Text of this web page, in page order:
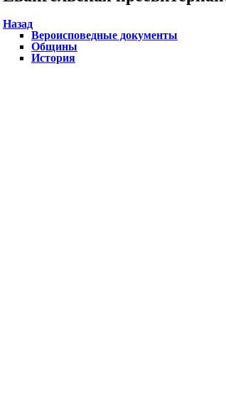
Назад
Вероисповедные документы
Общины
История